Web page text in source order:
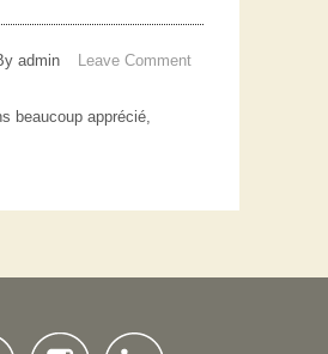
admin Leave Comment
beaucoup apprécié,